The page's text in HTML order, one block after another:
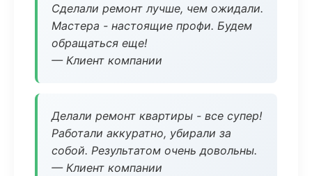
Сделали ремонт лучше, чем ожидали.
Мастера - настоящие профи. Будем
обращаться еще!
— Клиент компании
Делали ремонт квартиры - все супер!
Работали аккуратно, убирали за
собой. Результатом очень довольны.
— Клиент компании